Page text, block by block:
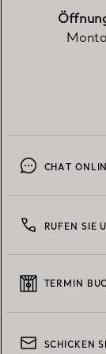
CHAT
RUFEN SIE
TERMIN
SCHICKEN